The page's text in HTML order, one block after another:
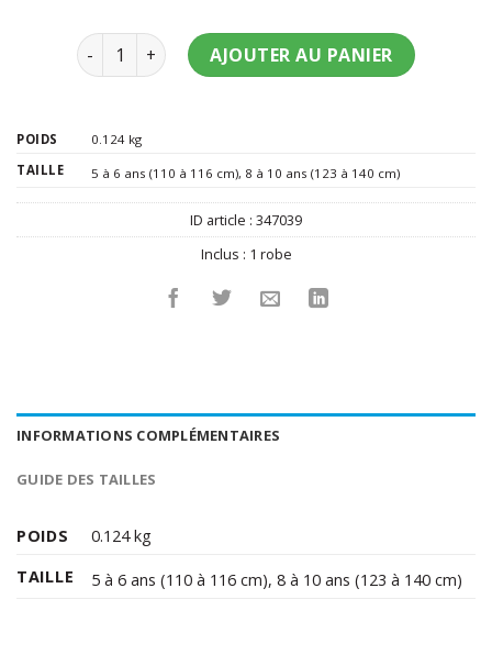
quantité de Déguisement serial killer enfant
AJOUTER AU PANIER
POIDS
0.124 kg
TAILLE
5 à 6 ans (110 à 116 cm), 8 à 10 ans (123 à 140 cm)
ID article : 347039
Inclus : 1 robe
INFORMATIONS COMPLÉMENTAIRES
GUIDE DES TAILLES
POIDS
0.124 kg
TAILLE
5 à 6 ans (110 à 116 cm),8 à 10 ans (123 à 140 cm)